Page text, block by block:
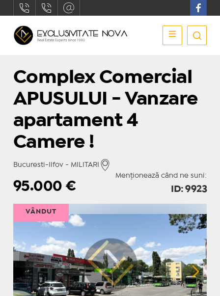
Complex Comercial
APUSULUI - Vanzare
apartament 4
Camere !
Bucuresti-Ilfov - MILITARI
Menționează când ne suni:
95.000€ ID: 9923
VÂNDUT